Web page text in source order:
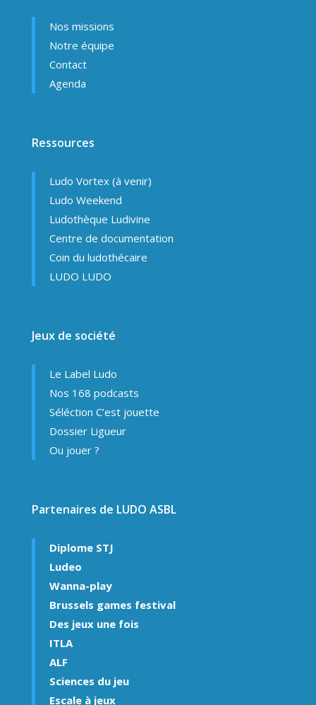
Nos missions
Notre équipe
Contact
Agenda
Ressources
Ludo Vortex (à venir)
Ludo Weekend
Ludothèque Ludivine
Centre de documentation
Coin du ludothécaire
LUDO LUDO
Jeux de société
Le Label Ludo
Nos 168 podcasts
Séléction C’est jouette
Dossier Ligueur
Ou jouer ?
Partenaires de LUDO ASBL
Diplome STJ
Ludeo
Wanna-play
Brussels games festival
Des jeux une fois
ITLA
ALF
Sciences du jeu
Escale à jeux